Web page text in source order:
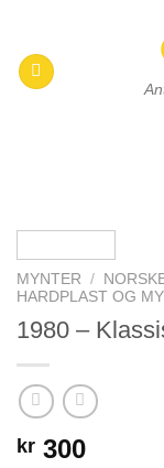
content
MYNTER /
HARDPLAST OG
1980 –
kr 300